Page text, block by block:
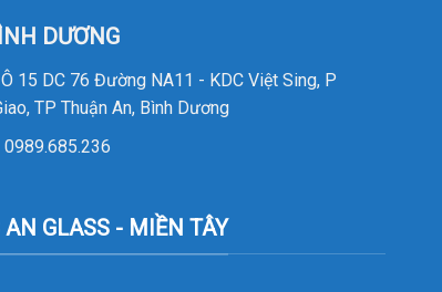
DƯƠNG
Ô 15 DC 76 Đường NA11 - KDC Việt Sing, P
TP Thuận An, Bình Dương
0989.685.236
AN GLASS - MIỀN TÂY